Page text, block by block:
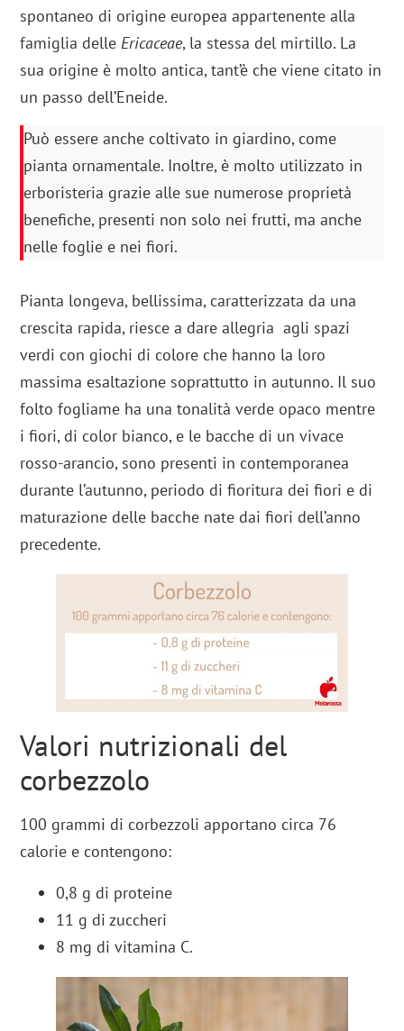
spontaneo di origine europea appartenente alla
famiglia delleEricaceae, la stessa del mirtillo. La
sua origine è molto antica, tant’è che viene citato in
un passo dell’Eneide.
Può essere anche coltivato in giardino, come
pianta ornamentale. Inoltre, è molto utilizzato in
erboristeria grazie alle sue numerose proprietà
benefiche, presenti non solo nei frutti, ma anche
nelle foglie e nei fiori.
Pianta longeva, bellissima, caratterizzata da una
crescita rapida, riesce a dare allegria agli spazi
verdi con giochi di colore che hanno la loro
massima esaltazione soprattutto in autunno. Il suo
folto fogliame ha una tonalità verde opaco mentre
i fiori, di color bianco, e le bacche di un vivace
rosso-arancio, sono presenti in contemporanea
durante l’autunno, periodo di fioritura dei fiori e di
maturazione delle bacche nate dai fiori dell’anno
precedente.
Valori nutrizionali del
corbezzolo
100 grammi di corbezzoli apportano circa 76
calorie e contengono:
0,8 g di proteine
11 g di zuccheri
8 mg di vitamina C.